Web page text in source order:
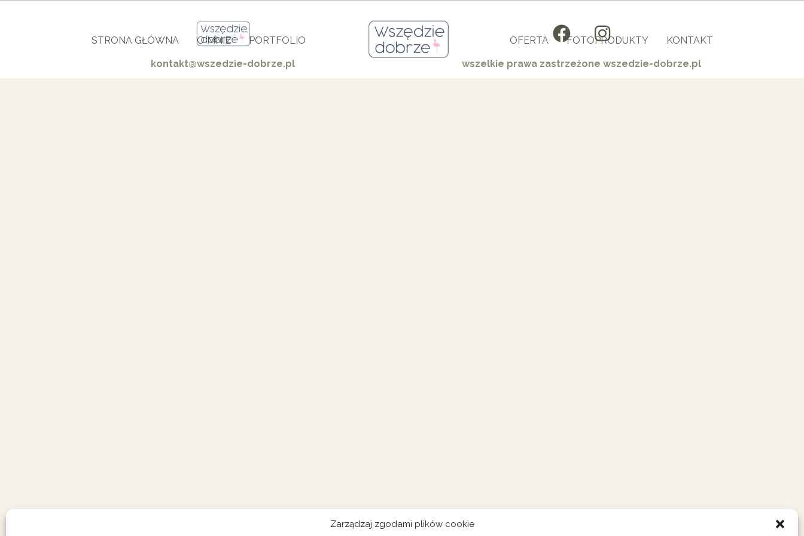
Zarządzaj zgodami plików cookie
STRONA GŁÓWNA O MNIE PORTFOLIO OFERTA FOTOPRODUKTY KONTAKT
kontakt@wszedzie-dobrze.pl wszelkie prawa zastrzeżone wszedzie-dobrze.pl